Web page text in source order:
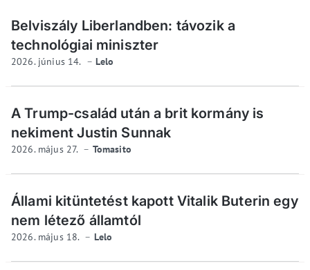
Belviszály Liberlandben: távozik a
technológiai miniszter
2026. június 14. Lelo
A Trump-család után a brit kormány is
nekiment Justin Sunnak
2026. május 27. Tomasito
Állami kitüntetést kapott Vitalik Buterin egy
nem létező államtól
2026. május 18. Lelo